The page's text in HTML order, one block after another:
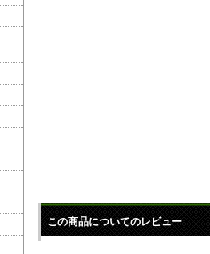
この商品についてのレビュー